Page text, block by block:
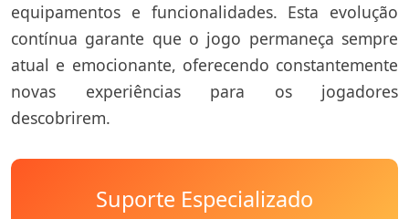
equipamentos e funcionalidades. Esta evolução
contínua garante que o jogo permaneça sempre
atual e emocionante, oferecendo constantemente
novas experiências para os jogadores
descobrirem.
Suporte Especializado